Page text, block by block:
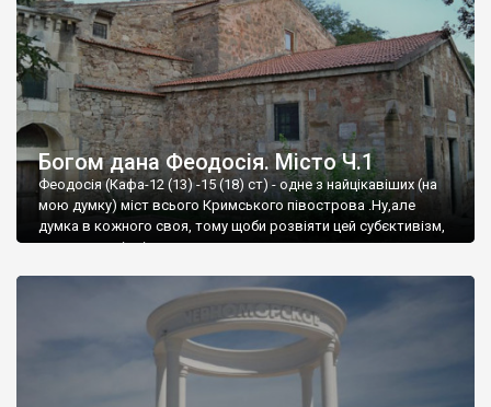
Богом дана Феодосія. Місто Ч.1
Феодосія (Кафа-12 (13) -15 (18) ст) - одне з найцікавіших (на
мою думку) міст всього Кримського півострова .Ну,але
думка в кожного своя, тому щоби розвіяти цей субєктивізм,
запрошую відвідати це